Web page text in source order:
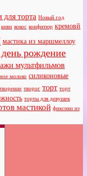
для торта Новый год
киви кокос конфитюр кремовй
мастика из маршмеллоу
рождение
мультфильмов
молоко силиконовые
творог торт торт
торты для девушек
мастикой фиксики из